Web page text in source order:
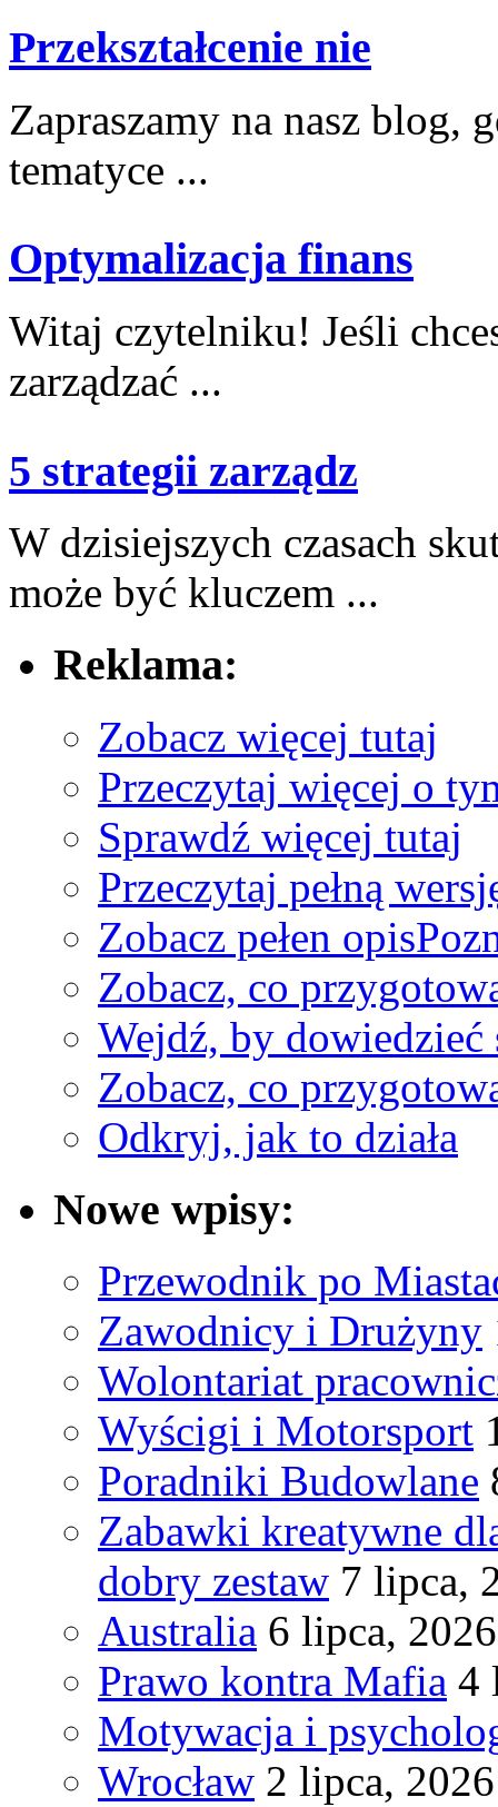
Przekształcenie nie
Zapraszamy na nasz blog,
tematyce ...
Optymalizacja finans
Witaj czytelniku!‌ Jeśli
zarządzać⁢ ...
5 strategii zarządz
W dzisiejszych czasach⁤
‌może⁣ być kluczem ...
Reklama:
Zobacz więcej tutaj
Przeczytaj więcej o
Sprawdź więcej tutaj
Przeczytaj pełną
Zobacz pełen opis
Zobacz, co
Wejdź, by dowiedzieć
Zobacz, co
Odkryj, jak to działa
Nowe wpisy:
Przewodnik po
Zawodnicy i Drużyny
Wolontariat
Wyścigi i Motorsport
Poradniki Budowlane
Zabawki kreatywne
dobry zestaw 7 lipca,
Australia 6 lipca, 2026
Prawo kontra Mafia 4
Motywacja i
Wrocław 2 lipca, 2026